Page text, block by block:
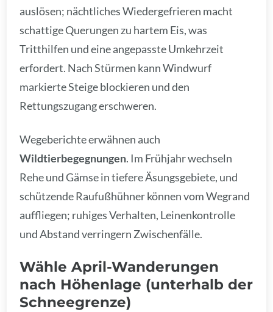
auslösen; nächtliches Wiedergefrieren macht
schattige Querungen zu hartem Eis, was
Tritthilfen und eine angepasste Umkehrzeit
erfordert. Nach Stürmen kann Windwurf
markierte Steige blockieren und den
Rettungszugang erschweren.
Wegeberichte erwähnen auch
Wildtierbegegnungen. Im Frühjahr wechseln
Rehe und Gämse in tiefere Äsungsgebiete, und
schützende Raufußhühner können vom Wegrand
auffliegen; ruhiges Verhalten, Leinenkontrolle
und Abstand verringern Zwischenfälle.
Wähle April-Wanderungen
nach Höhenlage (unterhalb der
Schneegrenze)